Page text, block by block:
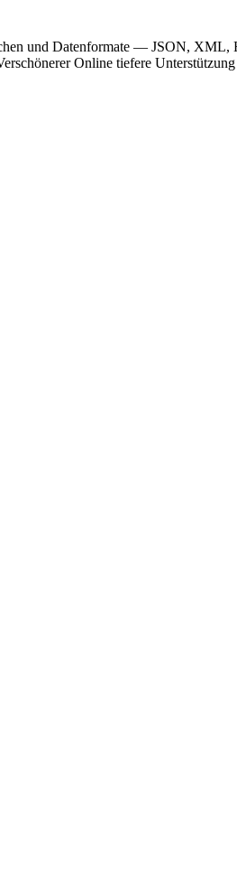
und Datenformate — JSON,
Online tiefere